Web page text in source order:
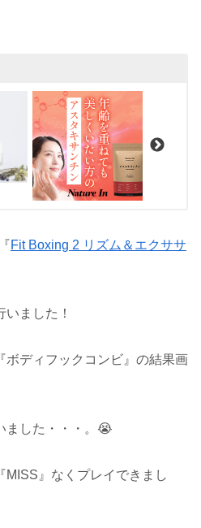
Fit Boxing 2 リズム＆エクササ
ました！
ボディフックコンビ』の結果画
ました・・・。😭
』なくプレイできまし